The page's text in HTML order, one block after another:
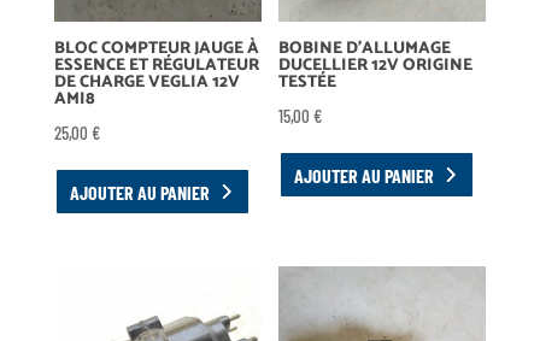
BLOC COMPTEUR JAUGE À
ESSENCE ET RÉGULATEUR
DE CHARGE VEGLIA 12V
AMI8
25,00 €
AJOUTER AU PANIER
BOBINE D’ALLUMAGE
DUCELLIER 12V ORIGINE
TESTÉE
15,00€
AJOUTER AU PANIER